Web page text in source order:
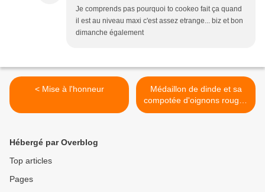
Je comprends pas pourquoi to cookeo fait ça quand
il est au niveau maxi c'est assez etrange... biz et bon
dimanche également
< Mise à l'honneur
Médaillon de dinde et sa
compotée d'oignons rouges
sur son lit de haricots verts
Hébergé par Overblog
Top articles
Pages